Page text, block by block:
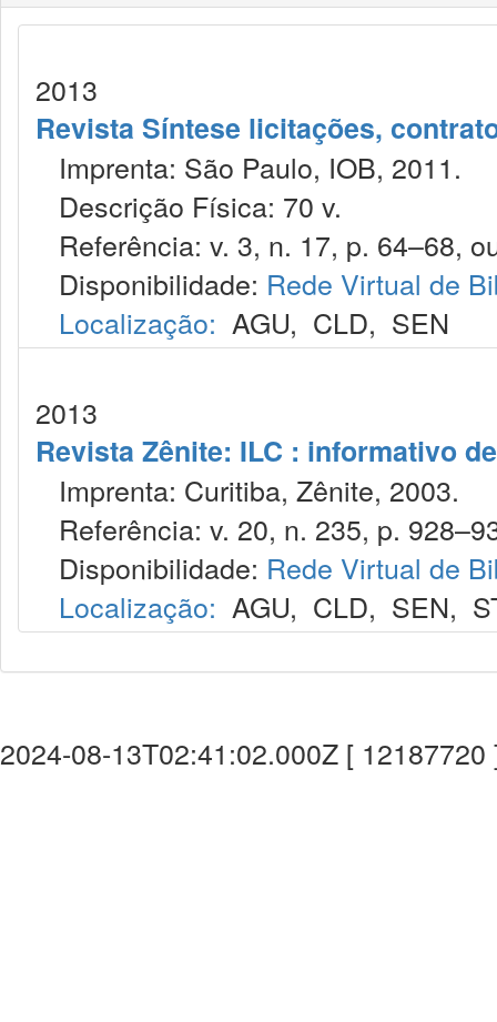
2013
Revista Síntese licitações,
Imprenta: São Paulo, IOB, 2011.
Descrição Física: 70 v.
Referência: v. 3, n. 17, p. 64–68,
Disponibilidade: Rede Virtual de
Localização: AGU, CLD, SEN
2013
Revista Zênite: ILC : informativo
Imprenta: Curitiba, Zênite, 2003.
Referência: v. 20, n. 235, p.
Disponibilidade: Rede Virtual de
Localização: AGU, CLD, SEN,
2024-08-13T02:41:02.000Z [ 12187720